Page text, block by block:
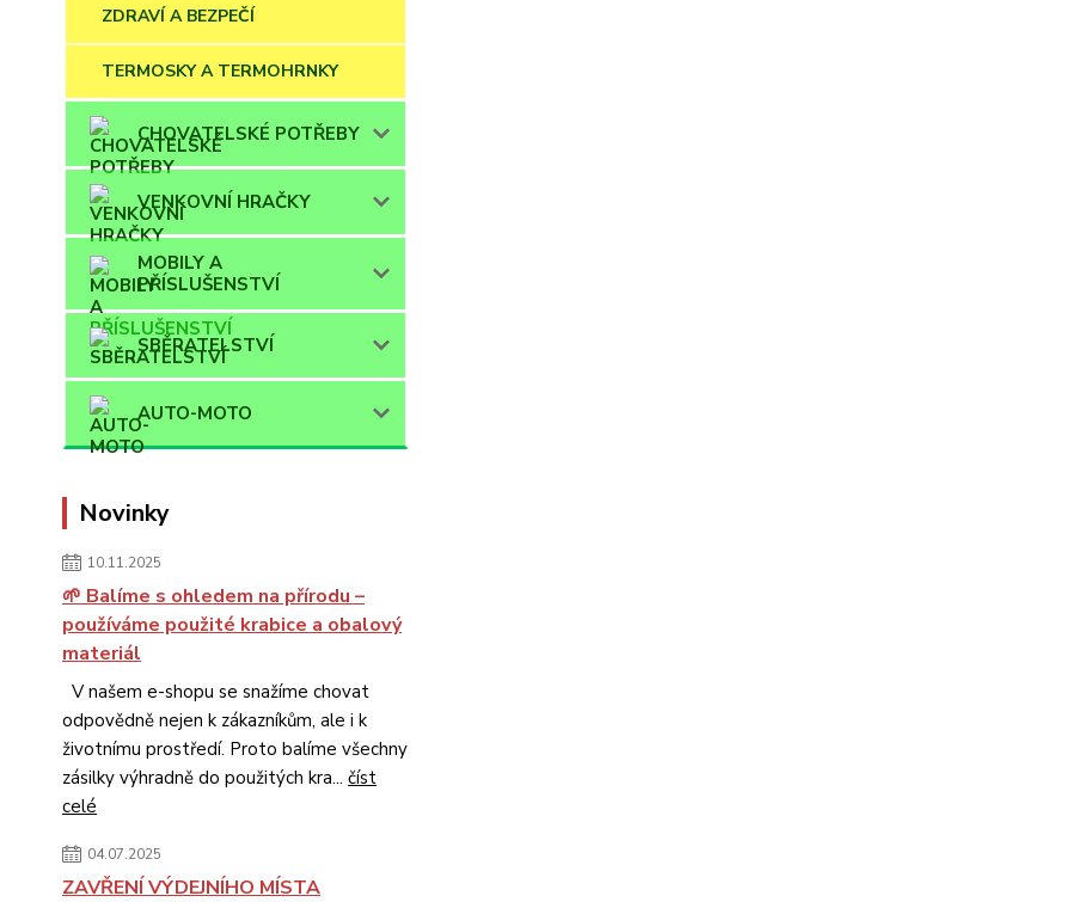
ZDRAVÍ A BEZPEČÍ
TERMOSKY A TERMOHRNKY
CHOVATELSKÉ POTŘEBY
VENKOVNÍ HRAČKY
MOBILY A
PŘÍSLUŠENSTVÍ
SBĚRATELSTVÍ
AUTO-MOTO
Novinky
10.11.2025
🌱 Balíme s ohledem na přírodu –
používáme použité krabice a obalový
materiál
V našem e-shopu se snažíme chovat
odpovědně nejen k zákazníkům, ale i k
životnímu prostředí. Proto balíme všechny
zásilky výhradně do použitých kra... číst
celé
04.07.2025
ZAVŘENÍ VÝDEJNÍHO MÍSTA